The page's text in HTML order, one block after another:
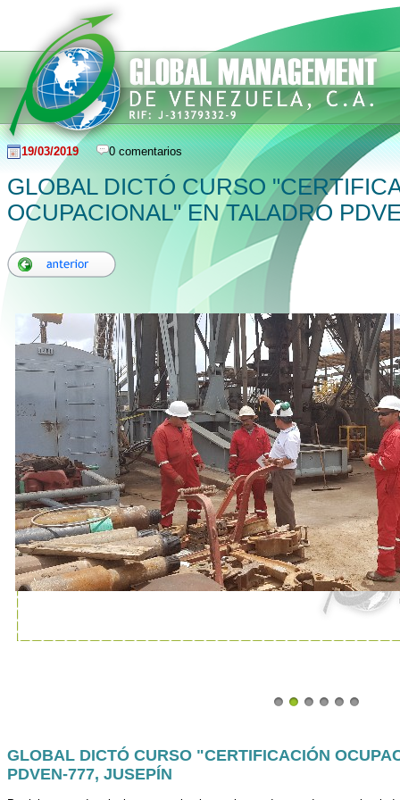
19/03/2019 0 comentarios
GLOBAL DICTÓ CURSO
OCUPACIONAL" EN TALADRO
GLOBAL DICTÓ CURSO "CERTIFICACIÓN
PDVEN-777, JUSEPÍN